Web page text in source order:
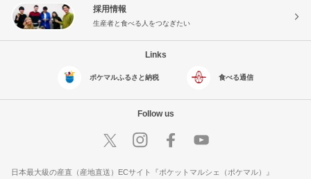
採用情報
生産者と食べる人をつなぎたい
Links
ポケマルふるさと納税 食べる通信
Follow us
日本最大級の産直（産地直送）ECサイト『ポケットマルシェ（ポケマル）』